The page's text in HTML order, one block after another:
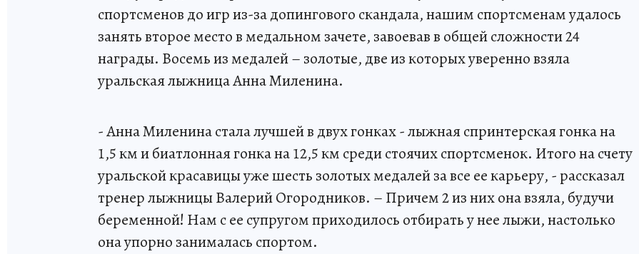
спортсменов до игр из-за допингового скандала, нашим спортсменам удалось
занять второе место в медальном зачете, завоевав в общей сложности 24
награды. Восемь из медалей – золотые, две из которых уверенно взяла
уральская лыжница Анна Миленина.
- Анна Миленина стала лучшей в двух гонках - лыжная спринтерская гонка на
1,5 км и биатлонная гонка на 12,5 км среди стоячих спортсменок. Итого на счету
уральской красавицы уже шесть золотых медалей за все ее карьеру, - рассказал
тренер лыжницы Валерий Огородников. – Причем 2 из них она взяла, будучи
беременной! Нам с ее супругом приходилось отбирать у нее лыжи, настолько
она упорно занималась спортом.